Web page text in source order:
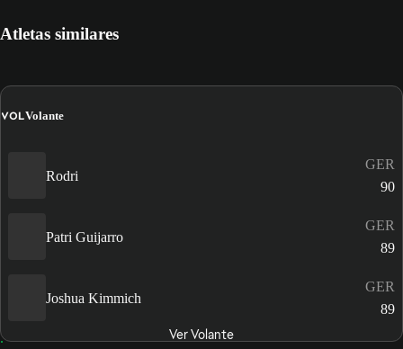
Atletas similares
VOLVolante
Rodri
GER
90
Patri Guijarro
GER
89
Joshua Kimmich
GER
89
Ver Volante